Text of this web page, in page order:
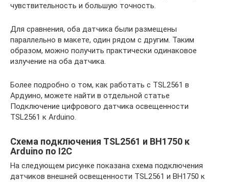
чувствительность и большую точность.
Для сравнения, оба датчика были размещены
параллельно в макете, один рядом с другим. Таким
образом, можно получить практически одинаковое
излучение на оба датчика.
Более подробно о том, как работать с TSL2561 в
Ардуино, можете найти в отдельной статье
Подключение цифрового датчика освещенности
TSL2561 к Arduino.
Схема подключения TSL2561 и BH1750 к
Arduino по I2C
На следующем рисунке показана схема подключения
датчиков внешней освещенности TSL2561 и BH1750 к